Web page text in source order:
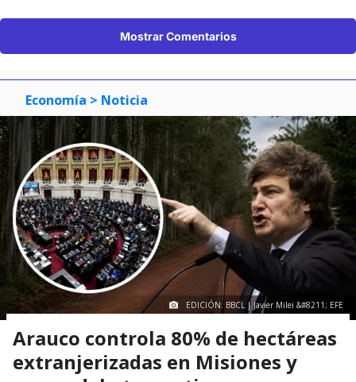
Mostrar Comentarios
Economía > Noticia
EDICIÓN: BBCL | Javier Milei &#8211; EFE
Arauco controla 80% de hectáreas
extranjerizadas en Misiones y